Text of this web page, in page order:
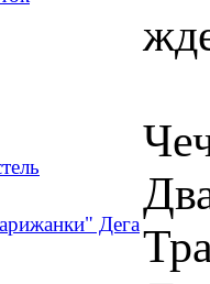
Дега